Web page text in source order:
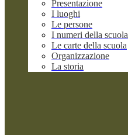
Presentazione
I luoghi
Le persone
I numeri della scuola
Le carte della scuola
Organizzazione
La storia